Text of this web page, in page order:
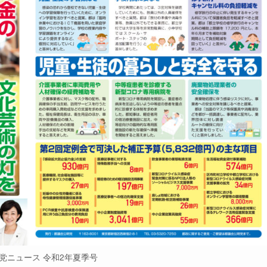
ニュース 令和2年夏季号